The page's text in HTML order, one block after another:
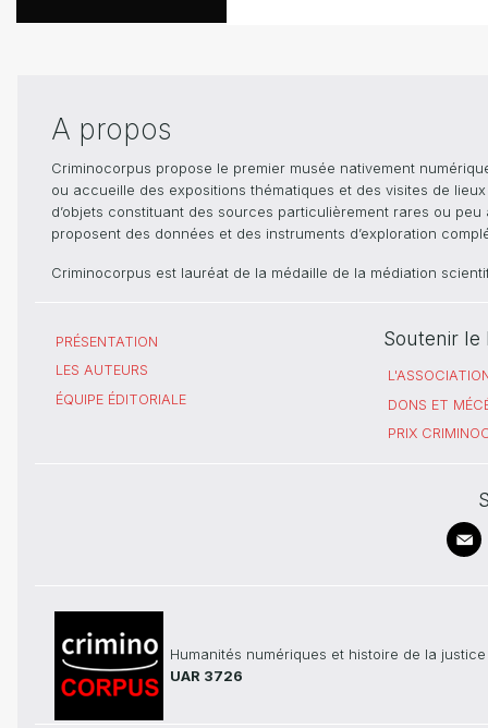
A propos
Criminocorpus propose le premier musée nativement
ou accueille des expositions thématiques et des visites de
d’objets constituant des sources particulièrement rares ou
proposent des données et des instruments d’exploration
Criminocorpus est lauréat de la médaille de la médiation
PRÉSENTATION
LES AUTEURS
ÉQUIPE ÉDITORIALE
Soutenir le
DONS ET
PRIX
Humanités numériques et histoire de la justice
UAR 3726